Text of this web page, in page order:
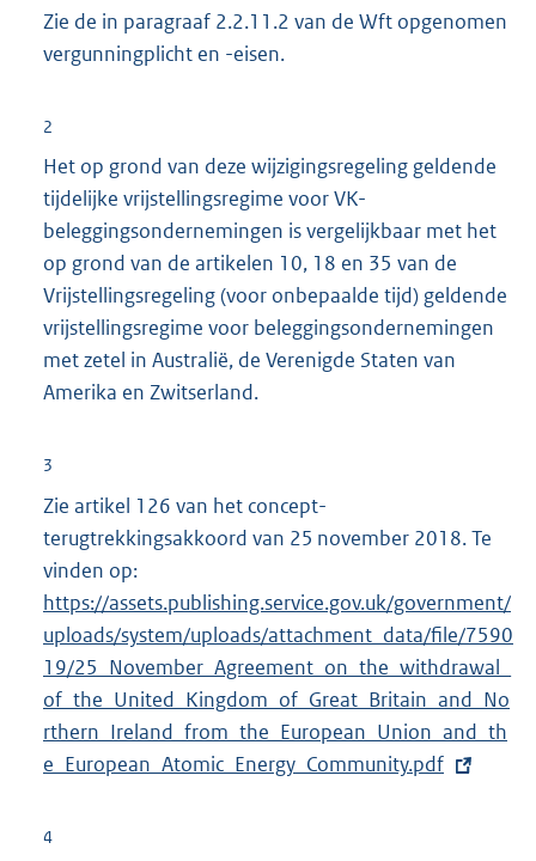
Zie de in paragraaf 2.2.11.2 van de Wft opgenomen
vergunningplicht en -eisen.
2
Het op grond van deze wijzigingsregeling geldende
tijdelijke vrijstellingsregime voor VK-
beleggingsondernemingen is vergelijkbaar met het
op grond van de artikelen 10, 18 en 35 van de
Vrijstellingsregeling (voor onbepaalde tijd) geldende
vrijstellingsregime voor beleggingsondernemingen
met zetel in Australië, de Verenigde Staten van
Amerika en Zwitserland.
3
Zie artikel 126 van het concept-
terugtrekkingsakkoord van 25 november 2018. Te
vinden op:
x
t
e
r
n
e
https://assets.publishing.service.gov.uk/government/
uploads/system/uploads/attachment_data/file/7590
19/25_November_ Agreement_on_the_withdrawal_
of_the_United_Kingdom_of_Great_Britain_and_No
rthern_Ireland_from_the_ European_Union_and_th
e_European_Atomic_Energy_Community.pdf
4